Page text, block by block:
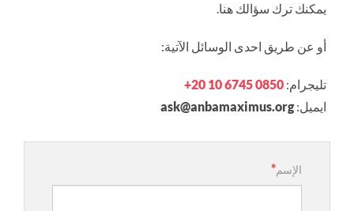
يمكنك ترك سؤالك هنا.
أو عن طريق احدى الوسائل الآتية:
تليجرام: +20 10 6745 0850
ايميل:ask@anbamaximus.org
الإسم